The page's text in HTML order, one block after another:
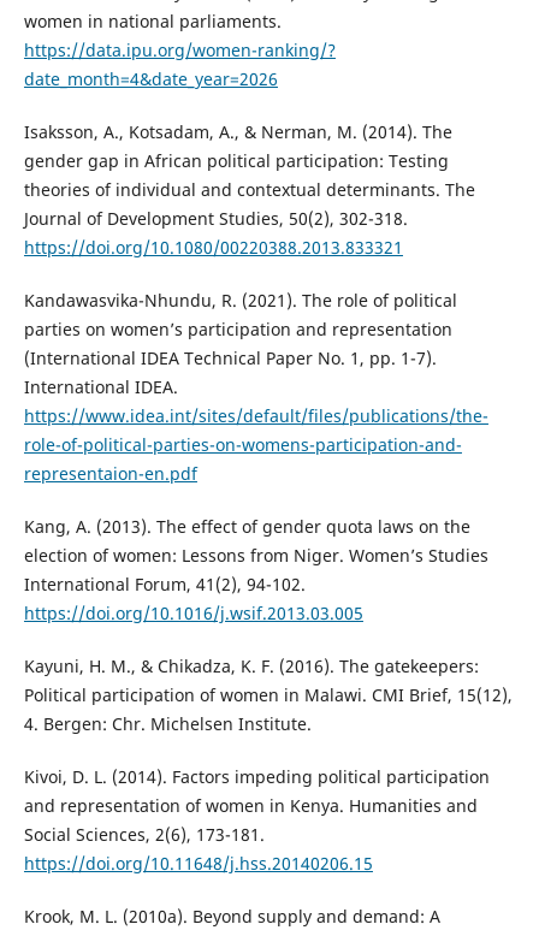
women in national parliaments.
https://data.ipu.org/women-ranking/?
date_month=4&date_year=2026
Isaksson, A., Kotsadam, A., & Nerman, M. (2014). The
gender gap in African political participation: Testing
theories of individual and contextual determinants. The
Journal of Development Studies, 50(2), 302-318.
https://doi.org/10.1080/00220388.2013.833321
Kandawasvika-Nhundu, R. (2021). The role of political
parties on women’s participation and representation
(International IDEA Technical Paper No. 1, pp. 1-7).
International IDEA.
https://www.idea.int/sites/default/files/publications/the-
role-of-political-parties-on-womens-participation-and-
representaion-en.pdf
Kang, A. (2013). The effect of gender quota laws on the
election of women: Lessons from Niger. Women’s Studies
International Forum, 41(2), 94-102.
https://doi.org/10.1016/j.wsif.2013.03.005
Kayuni, H. M., & Chikadza, K. F. (2016). The gatekeepers:
Political participation of women in Malawi. CMI Brief, 15(12),
4. Bergen: Chr. Michelsen Institute.
Kivoi, D. L. (2014). Factors impeding political participation
and representation of women in Kenya. Humanities and
Social Sciences, 2(6), 173-181.
https://doi.org/10.11648/j.hss.20140206.15
Krook, M. L. (2010a). Beyond supply and demand: A